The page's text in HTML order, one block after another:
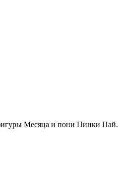
Месяца и пони Пинки Пай.